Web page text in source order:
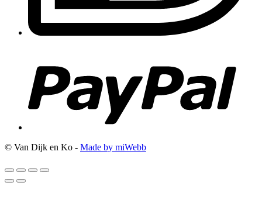
© Van Dijk en Ko - Made by miWebb